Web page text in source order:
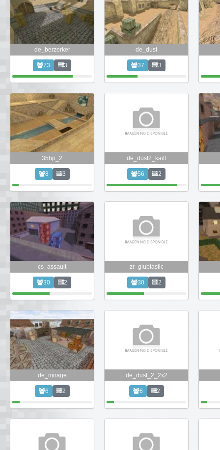
de_berzerker
73 3
de_dust
37 3
35hp_2
8 3
de_dust2_kaiff
56 2
cs_assault
30 2
zr_glubtastic
30 2
de_mirage
6 2
de_dust_2_2x2
6 2